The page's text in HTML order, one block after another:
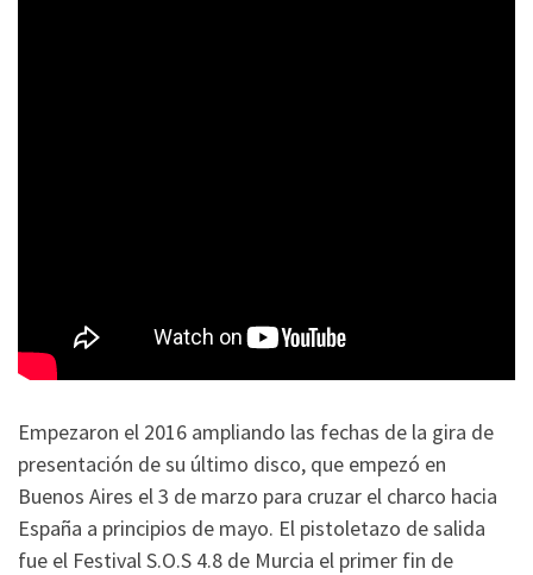
Empezaron el 2016 ampliando las fechas de la gira de
presentación de su último disco, que empezó en
Buenos Aires el 3 de marzo para cruzar el charco hacia
España a principios de mayo. El pistoletazo de salida
fue el Festival S.O.S 4.8 de Murcia el primer fin de